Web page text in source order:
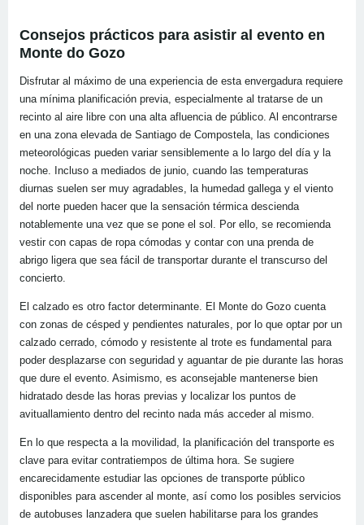
Consejos prácticos para asistir al evento en
Monte do Gozo
Disfrutar al máximo de una experiencia de esta envergadura requiere
una mínima planificación previa, especialmente al tratarse de un
recinto al aire libre con una alta afluencia de público. Al encontrarse
en una zona elevada de Santiago de Compostela, las condiciones
meteorológicas pueden variar sensiblemente a lo largo del día y la
noche. Incluso a mediados de junio, cuando las temperaturas
diurnas suelen ser muy agradables, la humedad gallega y el viento
del norte pueden hacer que la sensación térmica descienda
notablemente una vez que se pone el sol. Por ello, se recomienda
vestir con capas de ropa cómodas y contar con una prenda de
abrigo ligera que sea fácil de transportar durante el transcurso del
concierto.
El calzado es otro factor determinante. El Monte do Gozo cuenta
con zonas de césped y pendientes naturales, por lo que optar por un
calzado cerrado, cómodo y resistente al trote es fundamental para
poder desplazarse con seguridad y aguantar de pie durante las horas
que dure el evento. Asimismo, es aconsejable mantenerse bien
hidratado desde las horas previas y localizar los puntos de
avituallamiento dentro del recinto nada más acceder al mismo.
En lo que respecta a la movilidad, la planificación del transporte es
clave para evitar contratiempos de última hora. Se sugiere
encarecidamente estudiar las opciones de transporte público
disponibles para ascender al monte, así como los posibles servicios
de autobuses lanzadera que suelen habilitarse para los grandes